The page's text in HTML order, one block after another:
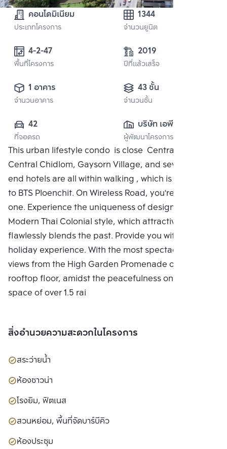
คอนโดมิเนียม
ประเภทโครงการ
1344
จำนวนยูนิต
4-2-47
พื้นที่โครงการ
2019
ปีที่แล้วเสร็จ
1 อาคาร
จำนวนอาคาร
43 ชั้น
จำนวนชั้น
42
ที่จอดรถ
บริษัท เอพี เอ็มอี 2
จำกัด
ผู้พัฒนาโครงการ
This urban lifestyle condo is close Central Embassy,
Central Chidlom, Gaysorn Village, and several high-
end hotels are all within walking , which is adjacent
to BTS Ploenchit. On Wireless Road, you're the only
one. Experience the uniqueness of design with the
Modern Thai Colonial style, which attractively and
flawlessly blends the past. Provide you with a unique
holiday experience. With the most spectacular city
views from the High Garden Promenade on the
rooftop floor, amidst the peacefulness on a green
space of over 1.5 rai
สิ่งอำนวยความสะดวกในโครงการ
สระว่ายน้ำ
ห้องซาวน่า
โรงยิม, ฟิตเนส
สวนหย่อม, พื้นที่จัดบาร์บีคิว
ห้องประชุม